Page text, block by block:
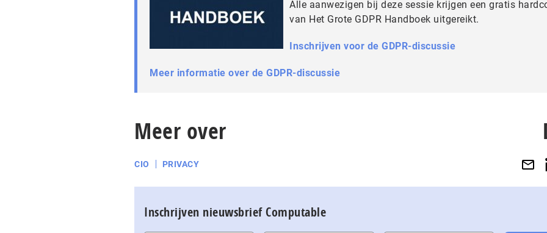
Alle aanwezigen bij deze sessie krijgen een gratis
van Het Grote GDPR Handboek uitgereikt.
Inschrijven voor de GDPR-discussie
Meer informatie over de GDPR-discussie
Meer over
CIO PRIVACY
Inschrijven nieuwsbrief Computable